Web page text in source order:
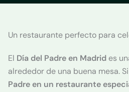
Un restaurante perfecto para
El Día del Padre en Madrid es
alrededor de una buena mesa.
Padre en un restaurante